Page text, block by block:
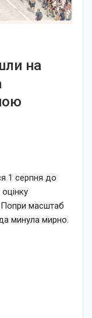
на
1 серпня до
Попри масштаб
минула мирно.